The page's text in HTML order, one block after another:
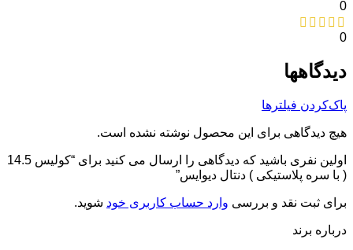
0
0
دیدگاهها
پاک‌کردن فیلترها
هیچ دیدگاهی برای این محصول نوشته نشده است.
اولین نفری باشید که دیدگاهی را ارسال می کنید برای “کولیس 14.5
( با سره پلاستیکی ) دنتال دیوایس”
برای ثبت نقد و بررسی وارد حساب کاربری خود شوید.
درباره برند